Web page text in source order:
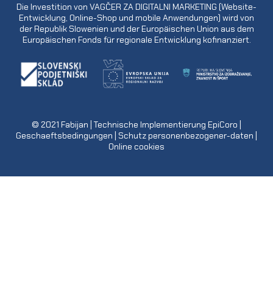
Die Investition von VAGČER ZA DIGITALNI MARKETING (Website-
Entwicklung, Online-Shop und mobile Anwendungen) wird von
der Republik Slowenien und der Europäischen Union aus dem
Europäischen Fonds für regionale Entwicklung kofinanziert.
© 2021 Fabijan | Technische Implementierung EpiCoro
Geschaeftsbedingungen Schutz personenbezogener-daten
Online cookies